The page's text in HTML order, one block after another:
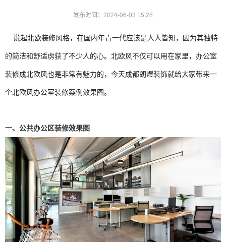
发布时间：2024-06-03 15:28
说起北欧装修风格，在国内年青一代应该是人人皆知，因为其独特
的简洁和舒适虏获了不少人的心。北欧风不仅可以用在家里，办公室
装修成北欧风也是非常有魅力的，今天成都朗煜装饰就给大家带来一
个北欧风办公室装修案例效果图。
一、公共办公区装修效果图